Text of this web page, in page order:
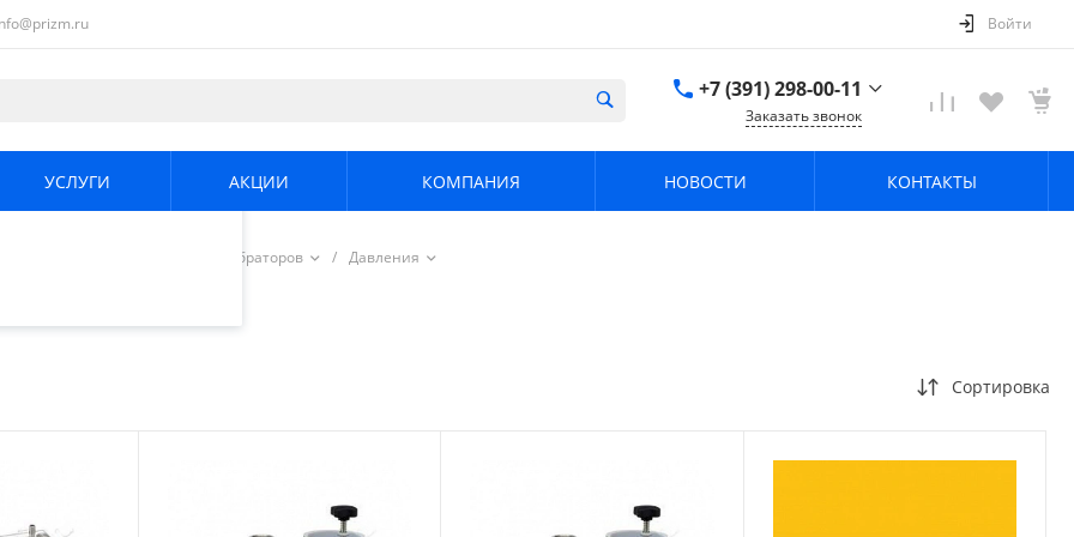
и
Продолжая
использования.
.
Войти
+7 (391) 298-00-11
г. Красноярск, пер.
Заказать звонок
УСЛУГИ АКЦИИ КОМПАНИЯ НОВОСТИ КОНТАКТЫ
Для калибраторов / Давления
Сортировка